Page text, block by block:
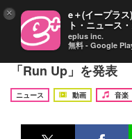
メジャー・レイザー
「Run Up」を発表
ニュース 動画
音楽
× e＋(イープラ
ト・ニュース
eplus inc.
無料 - Google